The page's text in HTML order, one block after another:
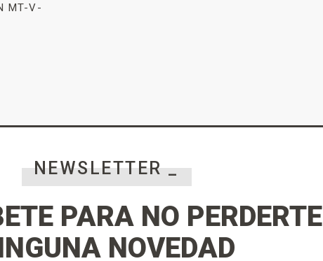
MT-V-
NEWSLETTER _
PARA NO PERDERTE
NOVEDAD